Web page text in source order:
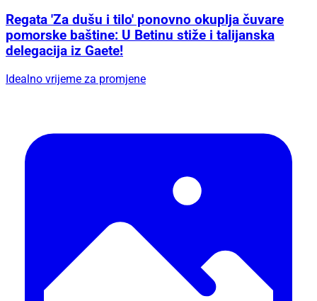
Regata 'Za dušu i tilo' ponovno okuplja čuvare
pomorske baštine: U Betinu stiže i talijanska
delegacija iz Gaete!
Idealno vrijeme za promjene